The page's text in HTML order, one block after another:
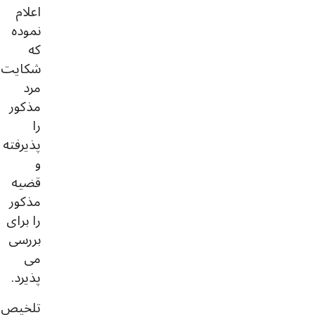
اعلام
نموده
که
شکایت
مرد
مذکور
را
پذیرفته
و
قضیه
مذکور
را برای
بررسی
می
پذیرد.
تلخیص